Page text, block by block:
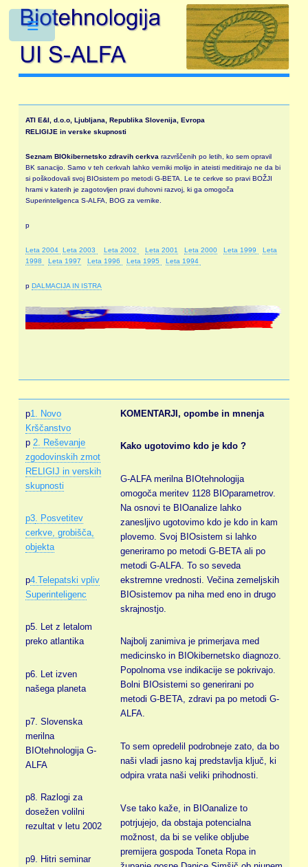
ATI E&I, d.o.o, Ljubljana, Republika Slovenija, Evropa
RELIGIJE in verske skupnosti
Seznam BIOkibernetsko zdravih cerkva razvrščenih po letih, ko sem opravil
BK sanacijo. Samo v teh cerkvah lahko verniki molijo in ateisti meditirajo ne da bi
si poškodovali svoj BIOsistem po metodi G-BETA. Le te cerkve so pravi BOŽJI
hrami v katerih je zagotovljen pravi duhovni razvoj, ki ga omogoča
Superinteligenca S-ALFA, BOG za vernike.
p
Leta 2004 Leta 2003 Leta 2002 Leta 2001 Leta 2000 Leta 1999
Leta
1998
Leta 1997 Leta 1996 Leta 1995 Leta 1994
p DALMACIJA IN ISTRA
p1. Novo
Krščanstvo
p 2. Reševanje
zgodovinskih zmot
RELIGIJ in verskih
skupnosti
p3. Posvetitev
cerkve, grobišča,
objekta
p4.Telepatski vpliv
Superinteligenc
p5. Let z letalom
preko atlantika
p6. Let izven
našega planeta
p7. Slovenska
merilna
BIOtehnologija G-
ALFA
p8. Razlogi za
dosežen volilni
rezultat v letu 2002
p9. Hitri seminar
KOMENTARJI, opombe in mnenja
Kako ugotovimo kdo je kdo ?
G-ALFA merilna BIOtehnologija
omogoča meritev 1128 BIOparametrov.
Na osnovi te BIOanalize lahko
zanesljivo ugotovimo kdo je kdo in kam
plovemo. Svoj BIOsistem si lahko
generiramo po metodi G-BETA ali po
metodi G-ALFA. To so seveda
ekstremne vrednosti. Večina zemeljskih
BIOsistemov pa niha med eno in drugo
skrajnostjo.
Najbolj zanimiva je primerjava med
medicinsko in BIOkibernetsko diagnozo.
Popolnoma vse indikacije se pokrivajo.
Bolni BIOsistemi so generirani po
metodi G-BETA, zdravi pa po metodi G-
ALFA.
To sem opredelil podrobneje zato, da bo
naši vladi jasno kaj predstavlja ključ, ki
odpira vrata naši veliki prihodnosti.
Vse tako kaže, in BIOanalize to
potrjujejo, da obstaja potencialna
možnost, da bi se velike obljube
premijera gospoda Toneta Ropa in
Toggle